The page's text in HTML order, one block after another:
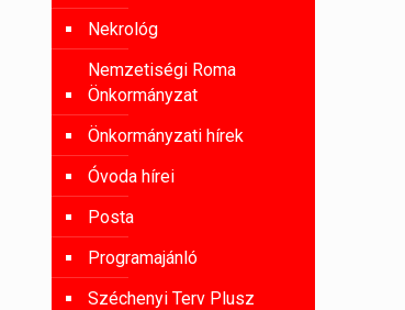
Nekrológ
Nemzetiségi Roma
Önkormányzat
Önkormányzati hírek
Óvoda hírei
Posta
Programajánló
Széchenyi Terv Plusz